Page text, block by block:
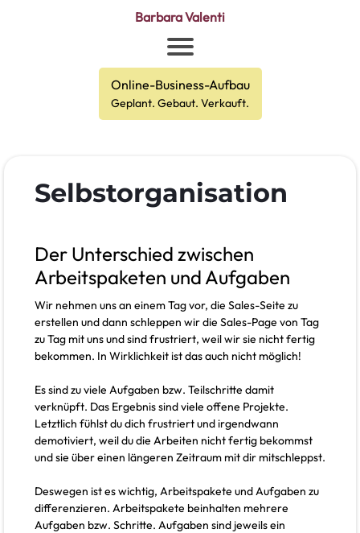
Barbara Valenti
Online-Business-Aufbau
Geplant. Gebaut. Verkauft.
Selbstorganisation
Der Unterschied zwischen
Arbeitspaketen und Aufgaben
Wir nehmen uns an einem Tag vor, die Sales-Seite zu
erstellen und dann schleppen wir die Sales-Page von Tag
zu Tag mit uns und sind frustriert, weil wir sie nicht fertig
bekommen. In Wirklichkeit ist das auch nicht möglich!
Es sind zu viele Aufgaben bzw. Teilschritte damit
verknüpft. Das Ergebnis sind viele offene Projekte.
Letztlich fühlst du dich frustriert und irgendwann
demotiviert, weil du die Arbeiten nicht fertig bekommst
und sie über einen längeren Zeitraum mit dir mitschleppst.
Deswegen ist es wichtig, Arbeitspakete und Aufgaben zu
differenzieren. Arbeitspakete beinhalten mehrere
Aufgaben bzw. Schritte. Aufgaben sind jeweils ein